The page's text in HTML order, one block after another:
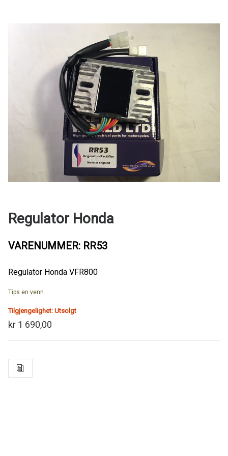
Regulator Honda
VARENUMMER: RR53
Regulator Honda VFR800
Tips en venn
Tilgjengelighet: Utsolgt
kr 1 690,00